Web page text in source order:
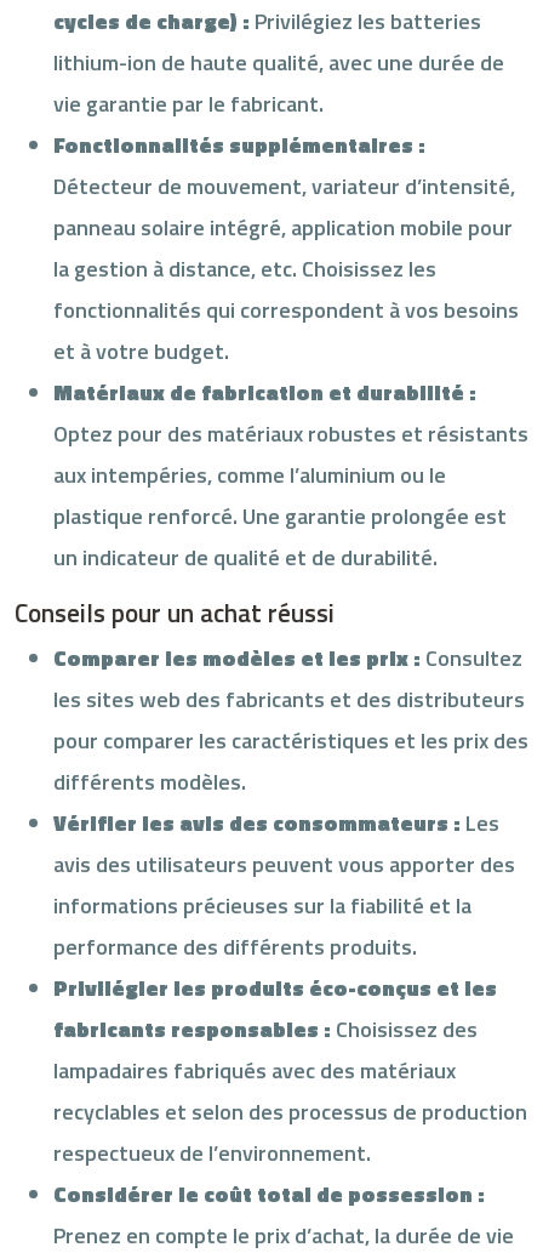
cycles de charge) : Privilégiez les batteries
lithium-ion de haute qualité, avec une durée de
vie garantie par le fabricant.
Fonctionnalités supplémentaires :
Détecteur de mouvement, variateur d’intensité,
panneau solaire intégré, application mobile pour
la gestion à distance, etc. Choisissez les
fonctionnalités qui correspondent à vos besoins
et à votre budget.
Matériaux de fabrication et durabilité :
Optez pour des matériaux robustes et résistants
aux intempéries, comme l’aluminium ou le
plastique renforcé. Une garantie prolongée est
un indicateur de qualité et de durabilité.
Conseils pour un achat réussi
Comparer les modèles et les prix : Consultez
les sites web des fabricants et des distributeurs
pour comparer les caractéristiques et les prix des
différents modèles.
Vérifier les avis des consommateurs : Les
avis des utilisateurs peuvent vous apporter des
informations précieuses sur la fiabilité et la
performance des différents produits.
Privilégier les produits éco-conçus et les
fabricants responsables : Choisissez des
lampadaires fabriqués avec des matériaux
recyclables et selon des processus de production
respectueux de l’environnement.
Considérer le coût total de possession :
Prenez en compte le prix d’achat, la durée de vie